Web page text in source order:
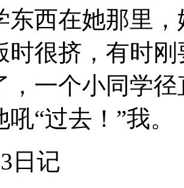
东西在她那里
时很挤，有时
，一个小同学
“过去！”我。
日记